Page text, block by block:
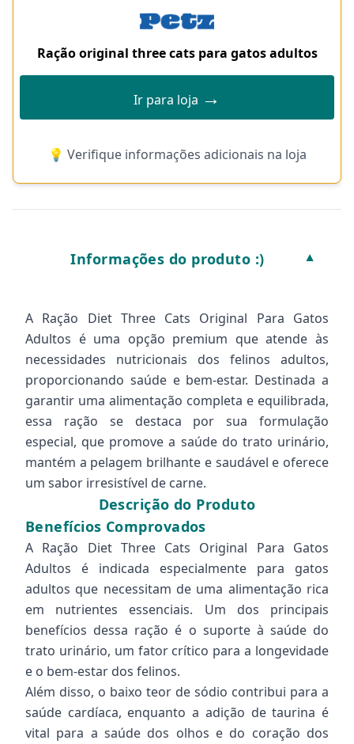
Ração original three cats para gatos adultos
Ir para loja →
💡 Verifique informações adicionais na loja
Informações do produto :) ▼
A Ração Diet Three Cats Original Para Gatos
Adultos é uma opção premium que atende às
necessidades nutricionais dos felinos adultos,
proporcionando saúde e bem-estar. Destinada a
garantir uma alimentação completa e equilibrada,
essa ração se destaca por sua formulação
especial, que promove a saúde do trato urinário,
mantém a pelagem brilhante e saudável e oferece
um sabor irresistível de carne.
Descrição do Produto
Benefícios Comprovados
A Ração Diet Three Cats Original Para Gatos
Adultos é indicada especialmente para gatos
adultos que necessitam de uma alimentação rica
em nutrientes essenciais. Um dos principais
benefícios dessa ração é o suporte à saúde do
trato urinário, um fator crítico para a longevidade
e o bem-estar dos felinos.
Além disso, o baixo teor de sódio contribui para a
saúde cardíaca, enquanto a adição de taurina é
vital para a saúde dos olhos e do coração dos